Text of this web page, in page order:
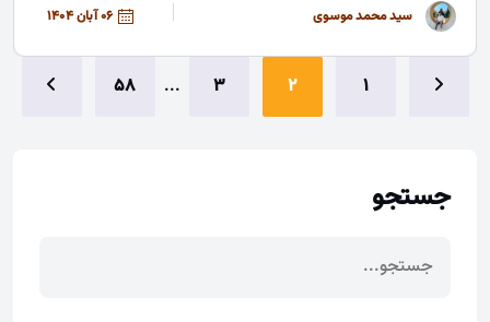
سید محمد موسوی
1
2
3
...
58
جستجو